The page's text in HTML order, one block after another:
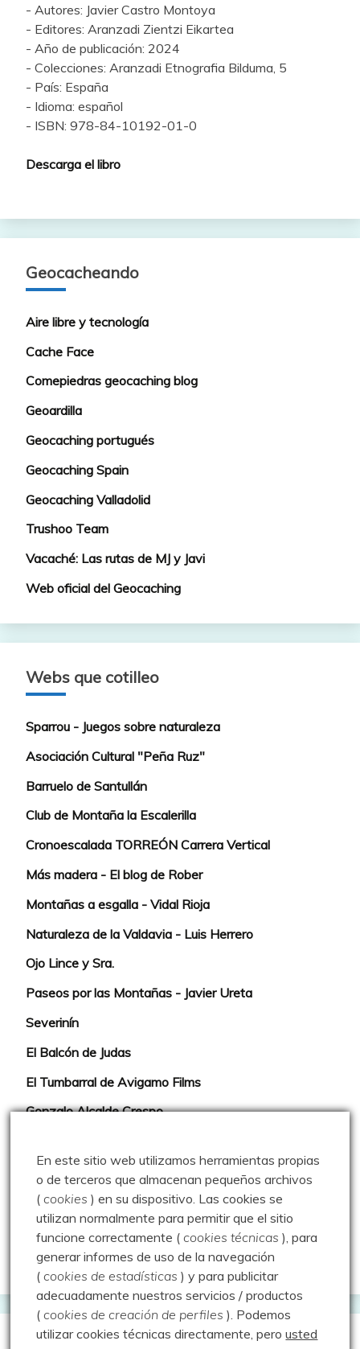
- Autores: Javier Castro Montoya
- Editores: Aranzadi Zientzi Eikartea
- Año de publicación: 2024
- Colecciones: Aranzadi Etnografia Bilduma, 5
- País: España
- Idioma: español
- ISBN: 978-84-10192-01-0
Descarga el libro
Geocacheando
Aire libre y tecnología
Cache Face
Comepiedras geocaching blog
Geoardilla
Geocaching portugués
Geocaching Spain
Geocaching Valladolid
Trushoo Team
Vacaché: Las rutas de MJ y Javi
Web oficial del Geocaching
Webs que cotilleo
Sparrou - Juegos sobre naturaleza
Asociación Cultural "Peña Ruz"
Barruelo de Santullán
Club de Montaña la Escalerilla
Cronoescalada TORREÓN Carrera Vertical
Más madera - El blog de Rober
Montañas a esgalla - Vidal Rioja
Naturaleza de la Valdavia - Luis Herrero
Ojo Lince y Sra.
Paseos por las Montañas - Javier Ureta
Severinín
El Balcón de Judas
El Tumbarral de Avigamo Films
Gonzalo Alcalde Crespo
Rutas y excursiones con niños
Valdeolea. Río Camesa, la vía azul
Aprendiz de sueños
En este sitio web utilizamos herramientas propias
o de terceros que almacenan pequeños archivos
(cookies ) en su dispositivo. Las cookies se
utilizan normalmente para permitir que el sitio
funcione correctamente (cookies técnicas ), para
generar informes de uso de la navegación
(cookies de estadísticas ) y para publicitar
adecuadamente nuestros servicios / productos
(cookies de creación de perfiles ). Podemos
utilizar cookies técnicas directamente, perousted